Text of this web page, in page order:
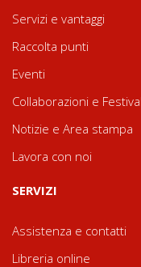
Servizi e vantaggi
Raccolta punti
Eventi
Collaborazioni e Festival
Notizie e Area stampa
Lavora con noi
SERVIZI
Assistenza e contatti
Libreria online